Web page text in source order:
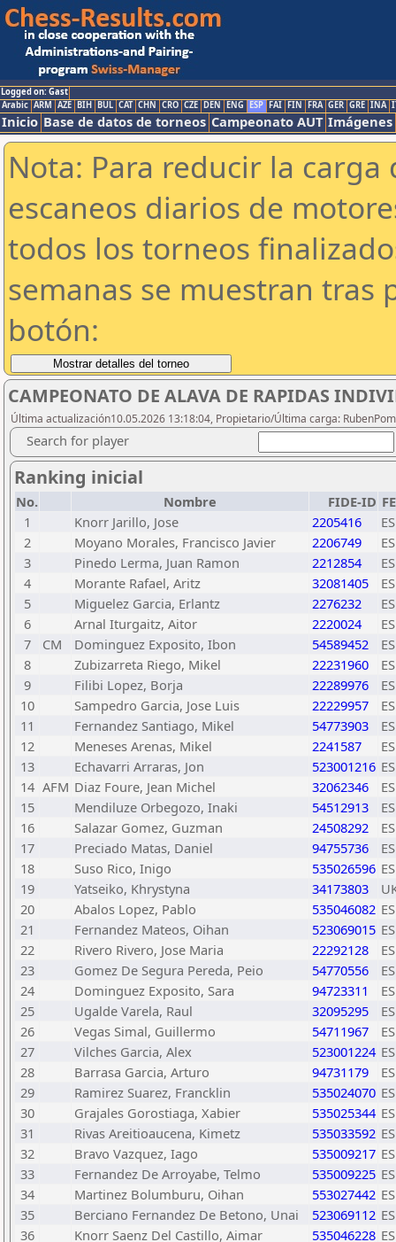
Logged on: Gast
Arabic ARM AZE BIH BUL CAT CHN CRO CZE DEN ENG ESP FAI FIN FRA GER GRE INA
Inicio Base de datos de torneos Campeonato AUT Imágenes
Nota: Para reducir la
escaneos diarios de
todos los torneos
semanas se muestran tras
botón:
CAMPEONATO DE ALAVA DE RAPIDAS
Última actualización10.05.2026 13:18:04, Propietario/Última carga:
Search for player
Ranking inicial
No. Nombre FIDE-ID
1
Knorr Jarillo, Jose 2205416
2
Moyano Morales, Francisco Javier 2206749
3
Pinedo Lerma, Juan Ramon 2212854
4
Morante Rafael, Aritz 32081405
5
Miguelez Garcia, Erlantz 2276232
6
Arnal Iturgaitz, Aitor 2220024
7
CM Dominguez Exposito, Ibon 54589452
8
Zubizarreta Riego, Mikel 22231960
9
Filibi Lopez, Borja 22289976
10
Sampedro Garcia, Jose Luis 22229957
11
Fernandez Santiago, Mikel 54773903
12
Meneses Arenas, Mikel 2241587
13
Echavarri Arraras, Jon 523001216
14 AFM Diaz Foure, Jean Michel 32062346
15
Mendiluze Orbegozo, Inaki 54512913
16
Salazar Gomez, Guzman 24508292
17
Preciado Matas, Daniel 94755736
18
Suso Rico, Inigo 535026596
19
Yatseiko, Khrystyna 34173803
20
Abalos Lopez, Pablo 535046082
21
Fernandez Mateos, Oihan 523069015
22
Rivero Rivero, Jose Maria 22292128
23
Gomez De Segura Pereda, Peio 54770556
24
Dominguez Exposito, Sara 94723311
25
Ugalde Varela, Raul 32095295
26
Vegas Simal, Guillermo 54711967
27
Vilches Garcia, Alex 523001224
28
Barrasa Garcia, Arturo 94731179
29
Ramirez Suarez, Francklin 535024070
30
Grajales Gorostiaga, Xabier 535025344
31
Rivas Areitioaucena, Kimetz 535033592
32
Bravo Vazquez, Iago 535009217
33
Fernandez De Arroyabe, Telmo 535009225
34
Martinez Bolumburu, Oihan 553027442
35
Berciano Fernandez De Betono, Unai 523069112
36
Knorr Saenz Del Castillo, Aimar 535046228